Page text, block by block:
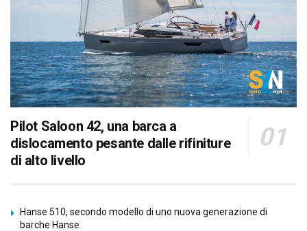
Pilot Saloon 42, una barca a
dislocamento pesante dalle rifiniture
di alto livello
Hanse 510, secondo modello di uno nuova generazione di
barche Hanse